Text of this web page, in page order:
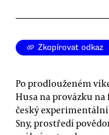
Zkopírovat odkaz
Po prodlouženém
Husa na provázku
český
Sny, prostředí